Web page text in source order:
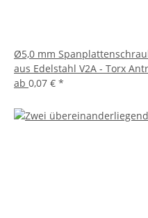
Ø5,0 mm
aus Edelstahl V2A - Torx
ab 0,07 € *